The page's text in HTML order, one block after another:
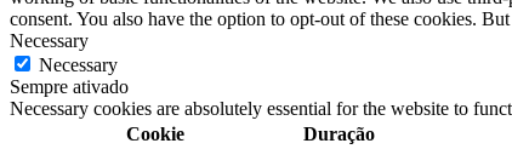
consent. You also have the option to opt-out of these cookies.
Necessary
Necessary
Sempre ativado
Necessary cookies are absolutely essential for the website to
Cookie
Duração